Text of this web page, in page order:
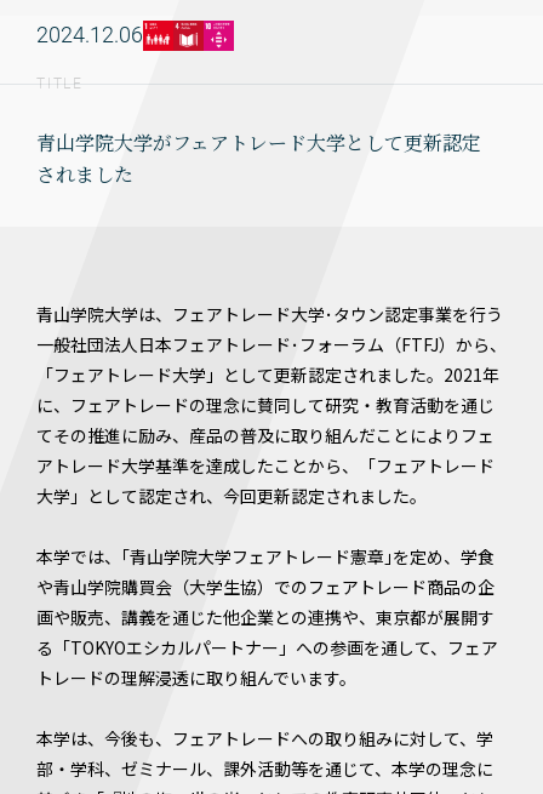
2024.12.06
TITLE
青山学院大学がフェアトレード大学として更新認定
されました
青山学院大学は、フェアトレード大学･タウン認定事業を行う
一般社団法人日本フェアトレード･フォーラム（FTFJ）から、
「フェアトレード大学」として更新認定されました。2021年
に、フェアトレードの理念に賛同して研究・教育活動を通じ
てその推進に励み、産品の普及に取り組んだことによりフェ
アトレード大学基準を達成したことから、「フェアトレード
大学」として認定され、今回更新認定されました。
本学では、｢青山学院大学フェアトレード憲章｣を定め、学食
や青山学院購買会（大学生協）でのフェアトレード商品の企
画や販売、講義を通じた他企業との連携や、東京都が展開す
る「TOKYOエシカルパートナー」への参画を通して、フェア
トレードの理解浸透に取り組んでいます。
本学は、今後も、フェアトレードへの取り組みに対して、学
部・学科、ゼミナール、課外活動等を通じて、本学の理念に